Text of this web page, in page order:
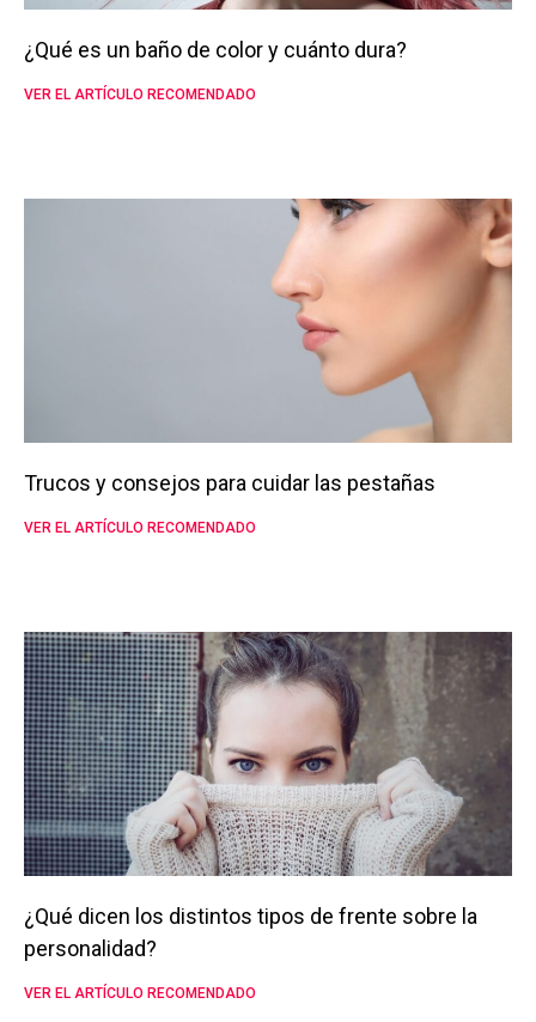
¿Qué es un baño de color y cuánto dura?
VER EL ARTÍCULO RECOMENDADO
Trucos y consejos para cuidar las pestañas
VER EL ARTÍCULO RECOMENDADO
¿Qué dicen los distintos tipos de frente sobre la
personalidad?
VER EL ARTÍCULO RECOMENDADO